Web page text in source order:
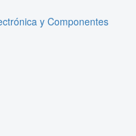
y Componentes